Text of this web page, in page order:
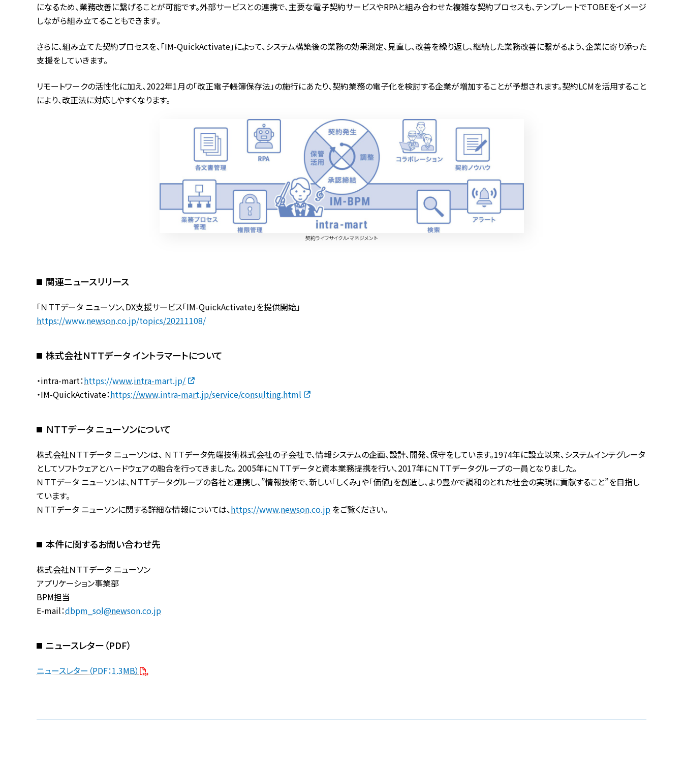
になるため、業務改善に繋げることが可能です。外部サービスとの連携で、主要な電子契約サービスやRPAと組み合わせた複雑な契約プロセスも、テンプレートでTOBEをイメージ
しながら組み立てることもできます。
さらに、組み立てた契約プロセスを、「IM-QuickActivate」によって、システム構築後の業務の効果測定、見直し、改善を繰り返し、継続した業務改善に繋がるよう、企業に寄り添った
支援をしていきます。
リモートワークの活性化に加え、2022年1月の「改正電子帳簿保存法」の施行にあたり、契約業務の電子化を検討する企業が増加することが予想されます。契約LCMを活用すること
により、改正法に対応しやすくなります。
契約ライフサイクル・マネジメント
関連ニュースリリース
「ＮＴＴデータ ニューソン、DX支援サービス「IM-QuickActivate」を提供開始」
https://www.newson.co.jp/topics/20211108/
株式会社ＮＴＴデータ イントラマートについて
・intra-mart：https://www.intra-mart.jp/
・IM-QuickActivate：https://www.intra-mart.jp/service/consulting.html
ＮＴＴデータ ニューソンについて
株式会社ＮＴＴデータ ニューソンは、 ＮＴＴデータ先端技術株式会社の子会社で、情報システムの企画、設計、開発、保守をしています。1974年に設立以来、システムインテグレータ
としてソフトウェアとハードウェアの融合を行ってきました。 2005年にＮＴＴデータと資本業務提携を行い、2017年にＮＴＴデータグループの一員となりました。
ＮＴＴデータ ニューソンは、ＮＴＴデータグループの各社と連携し、”情報技術で、新しい「しくみ」や「価値」を創造し、より豊かで調和のとれた社会の実現に貢献すること”を目指し
ています。
ＮＴＴデータ ニューソンに関する詳細な情報については、https://www.newson.co.jp をご覧ください。
本件に関するお問い合わせ先
株式会社ＮＴＴデータ ニューソン
アプリケーション事業部
BPM担当
E-mail：dbpm_sol@newson.co.jp
ニュースレター（PDF）
ニュースレター（PDF：1.3MB）